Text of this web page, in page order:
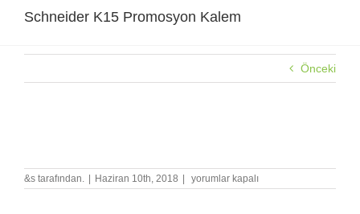
Schneider K15 Promosyon Kalem
Önceki
&s tarafından. Haziran 10th, 2018
Schneider
K15
yorumlar kapalı